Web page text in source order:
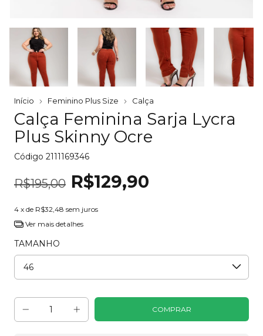
Início Feminino Plus Size Calça
Calça Feminina Sarja Lycra
Plus Skinny Ocre
Código 2111169346
R$195,00 R$129,90
4 x de R$32,48 sem juros
Ver mais detalhes
TAMANHO